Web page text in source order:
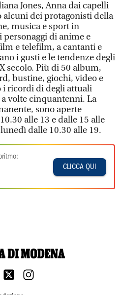
Jones, Anna dai capelli
alcuni dei protagonisti della
musica e sport in
di anime e
e telefilm, a cantanti e
i gusti e le tendenze degli
secolo. Più di 50 album,
bustine, giochi, video e
i ricordi di degli attuali
volte cinquantenni. La
sono aperte
alle 13 e dalle 15 alle
dalle 10.30 alle 19.
CLICCA QUI